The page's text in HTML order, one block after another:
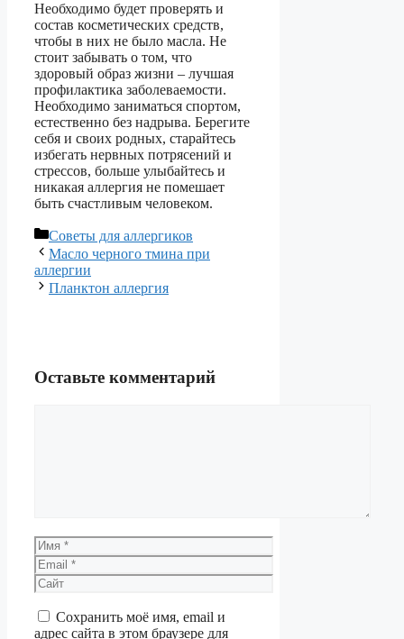
Необходимо будет проверять и
состав косметических средств,
чтобы в них не было масла. Не
стоит забывать о том, что
здоровый образ жизни – лучшая
профилактика заболеваемости.
Необходимо заниматься спортом,
естественно без надрыва. Берегите
себя и своих родных, старайтесь
избегать нервных потрясений и
стрессов, больше улыбайтесь и
никакая аллергия не помешает
быть счастливым человеком.
Рубрики
Советы для аллергиков
Масло черного тмина при
аллергии
Планктон аллергия
Оставьте комментарий
Имя
Email
Сайт
Сохранить моё имя, email и
адрес сайта в этом браузере для